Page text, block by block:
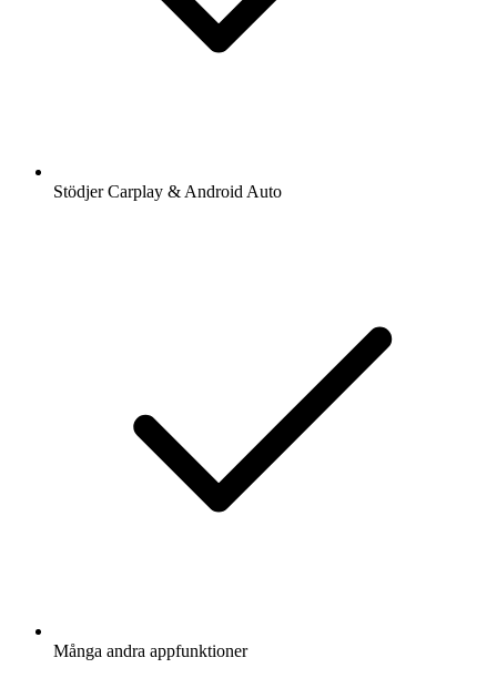
Stödjer Carplay & Android Auto
Många andra appfunktioner